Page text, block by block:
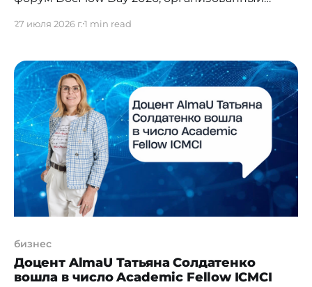
Мероприятие пройдет в отеле InterContinental
двухсот топ-менеджеров крупнейших
компаний Казахстана. В фокусе обсуждения –
практические аспекты построения
бесшовных цифровых экосистем,
объединяющих электронный документооборот,
RPA, BPM и ERP в единую управляемую
27 июля 2026 г.1 min read
бизнес
Доцент AlmaU Татьяна Солдатенко
вошла в число Academic Fellow ICMCI